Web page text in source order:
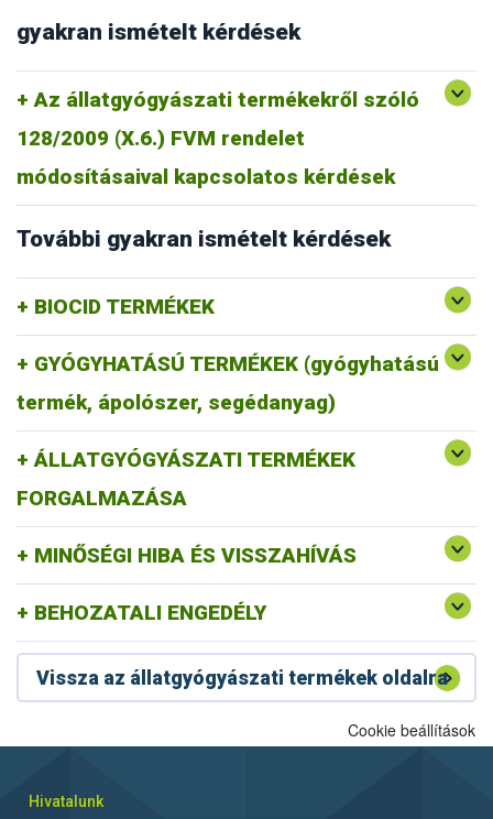
gyakran ismételt kérdések
Az állatgyógyászati termékekről szóló
128/2009 (X.6.) FVM rendelet
módosításaival kapcsolatos kérdések
További gyakran ismételt kérdések
BIOCID TERMÉKEK
GYÓGYHATÁSÚ TERMÉKEK (gyógyhatású
termék, ápolószer, segédanyag)
ÁLLATGYÓGYÁSZATI TERMÉKEK
FORGALMAZÁSA
MINŐSÉGI HIBA ÉS VISSZAHÍVÁS
BEHOZATALI ENGEDÉLY
Vissza az állatgyógyászati termékek oldalra
Cookie beállítások
Hivatalunk